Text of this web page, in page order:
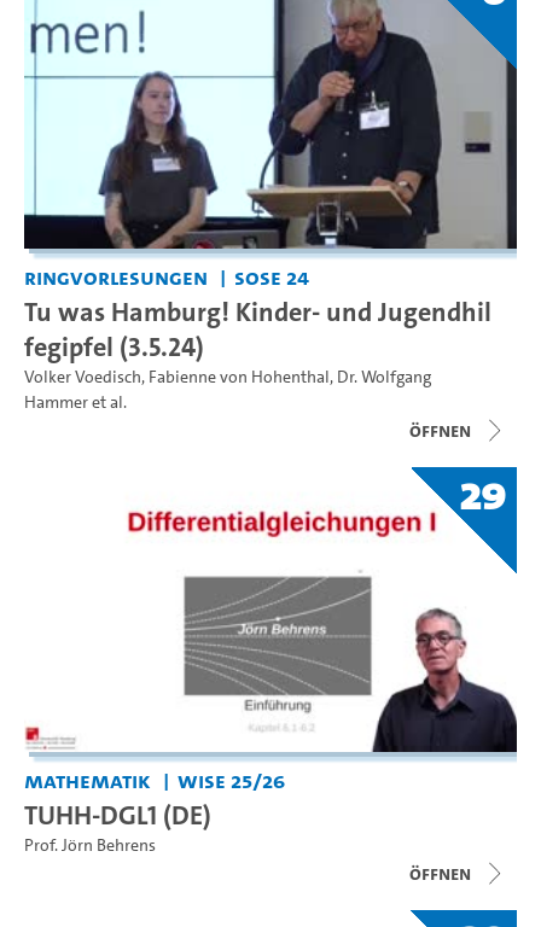
Ringvorlesungen SoSe 24
Tu was Hamburg! Kinder- und Jugendhil
fegipfel (3.5.24)
Volker Voedisch, Fabienne von Hohenthal, Dr. Wolfgang
Hammeret al.
Öffnen
29
Mathematik WiSe 25/26
TUHH-DGL1 (DE)
Prof. Jörn Behrens
Öffnen